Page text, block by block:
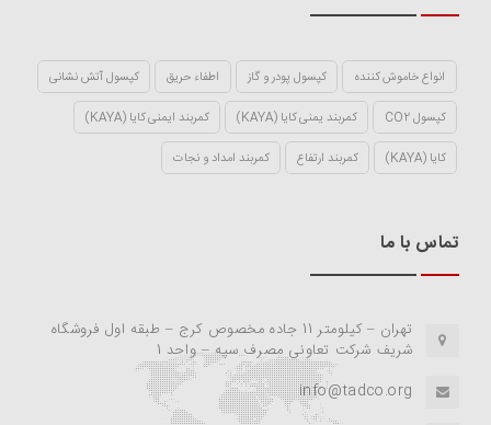
انواع خاموش کننده کپسول پودر و گاز اطفاء حریق کپسول آتش نشانی
کپسول CO2 کمربند یمنی کایا (KAYA) کمربند ایمنی کایا (KAYA)
کایا (KAYA) کمربند ارتفاع کمربند امداد و نجات
تماس با ما
تهران – کیلومتر 11 جاده مخصوص کرج – طبقه اول فروشگاه
شریف شرکت تعاونی مصرف سپه – واحد 1
info@tadco.org